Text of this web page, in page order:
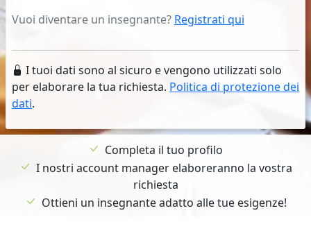
Vuoi diventare un insegnante? Registrati qui
I tuoi dati sono al sicuro e vengono utilizzati solo
per elaborare la tua richiesta. Politica di protezione dei
dati.
Completa il tuo profilo
I nostri account manager elaboreranno la vostra
richiesta
Ottieni un insegnante adatto alle tue esigenze!